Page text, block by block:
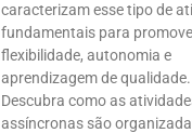
caracterizam esse tipo de
fundamentais para
flexibilidade, autonomia e
aprendizagem de qualidade.
Descubra como as
assíncronas são